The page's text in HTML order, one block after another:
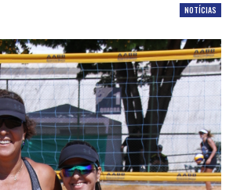
NOTÍCIAS